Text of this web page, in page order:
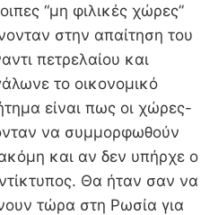
“μη φιλικές χώρες”
στην απαίτηση του
πετρελαίου και
το οικονομικό
είναι πως οι χώρες-
να συμμορφωθούν
και αν δεν υπήρχε ο
Θα ήταν σαν να
τώρα στη Ρωσία για